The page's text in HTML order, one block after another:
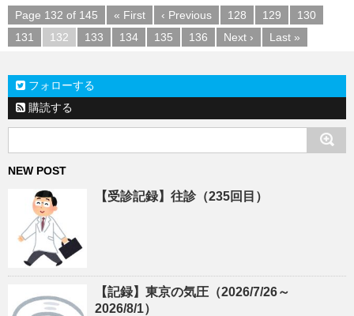
Page 132 of 145 « First ‹ Previous 128 129
130
131
132 133 134 135 136 Next › Last »
フォローする
購読する
NEW POST
【受診記録】往診（235回目）
【記録】東京の気圧（2026/7/26～
2026/8/1）